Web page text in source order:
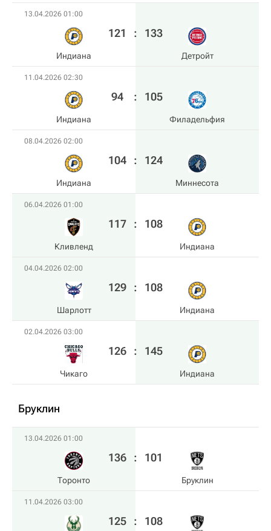
13.04.2026 01:00
Индиана
121 : 133
Детройт
11.04.2026 02:30
Индиана
94 : 105
Филадельфия
08.04.2026 02:00
Индиана
104 : 124
Миннесота
06.04.2026 01:00
Кливленд
117 : 108
Индиана
04.04.2026 02:00
Шарлотт
129 : 108
Индиана
02.04.2026 03:00
Чикаго
126 : 145
Индиана
Бруклин
13.04.2026 01:00
Торонто
136 : 101
Бруклин
11.04.2026 03:00
125 : 108